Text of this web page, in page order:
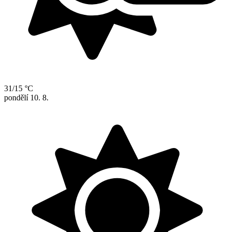
31/15 °C
pondělí 10. 8.